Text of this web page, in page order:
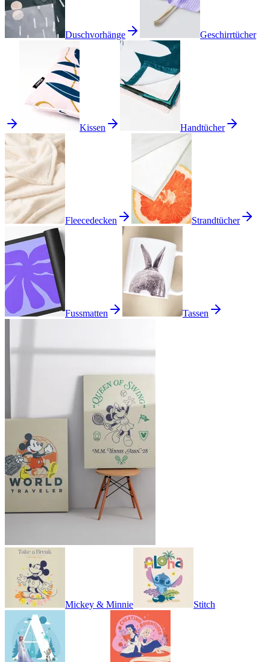
Duschvorhänge Geschirrtücher
Kissen Handtücher
Fleecedecken Strandtücher
Fussmatten Tassen
Mickey & Minnie Stitch